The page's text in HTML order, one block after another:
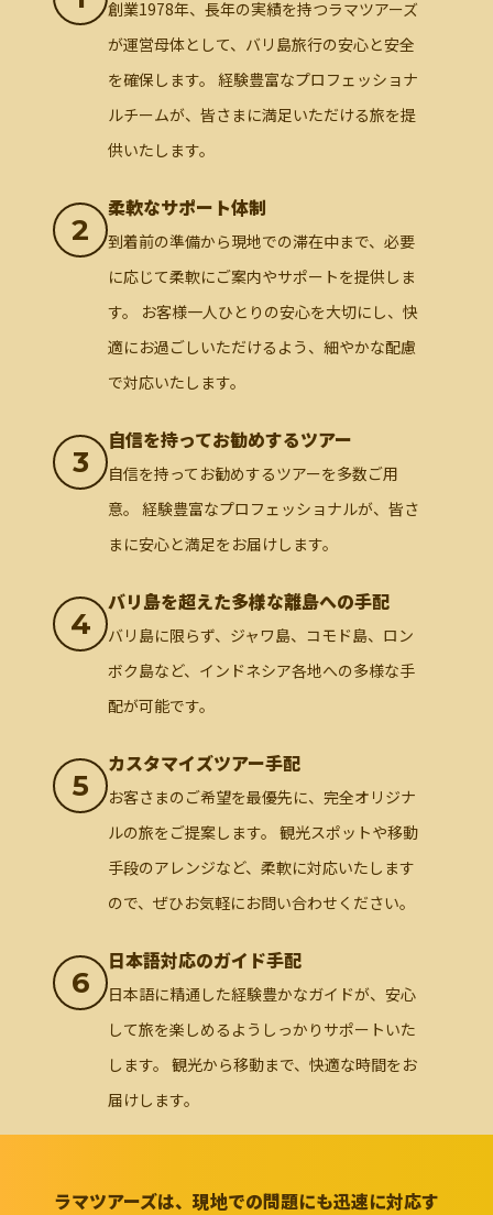
創業1978年、長年の実績を持つラマツアーズ
が運営母体として、バリ島旅行の安心と安全
を確保します。 経験豊富なプロフェッショナ
ルチームが、皆さまに満足いただける旅を提
供いたします。
2
柔軟なサポート体制
到着前の準備から現地での滞在中まで、必要
に応じて柔軟にご案内やサポートを提供しま
す。 お客様一人ひとりの安心を大切にし、快
適にお過ごしいただけるよう、細やかな配慮
で対応いたします。
3
自信を持ってお勧めするツアー
自信を持ってお勧めするツアーを多数ご用
意。 経験豊富なプロフェッショナルが、皆さ
まに安心と満足をお届けします。
4
バリ島を超えた多様な離島への手配
バリ島に限らず、ジャワ島、コモド島、ロン
ボク島など、インドネシア各地への多様な手
配が可能です。
5
カスタマイズツアー手配
お客さまのご希望を最優先に、完全オリジナ
ルの旅をご提案します。 観光スポットや移動
手段のアレンジなど、柔軟に対応いたします
ので、ぜひお気軽にお問い合わせください。
6
日本語対応のガイド手配
日本語に精通した経験豊かなガイドが、安心
して旅を楽しめるようしっかりサポートいた
します。 観光から移動まで、快適な時間をお
届けします。
ラマツアーズは、現地での問題にも迅速に対応す